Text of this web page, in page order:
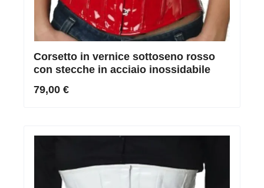
Corsetto in vernice sottoseno rosso
con stecche in acciaio inossidabile
79,00 €